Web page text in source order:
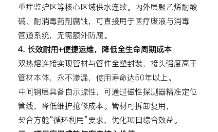
重症监护区等核心区域供水连续。内外层聚乙烯耐酸
碱、耐消毒药剂腐蚀，可直接用于医疗废液与消毒
管道系统，无需额外防腐。
4. 长效耐用+便捷运维，降低全生命周期成本
双热熔连接实现管材与管件全塑封装，接头强度高于
管材本体，永不渗漏，使用寿命达50年以上。
中间钢层具备自示踪性，可通过磁性探测器精准定位
管线，降低维护抢修成本。管材可拆卸复用，
契合方舱“循环利用”要求，优化项目综合效益。